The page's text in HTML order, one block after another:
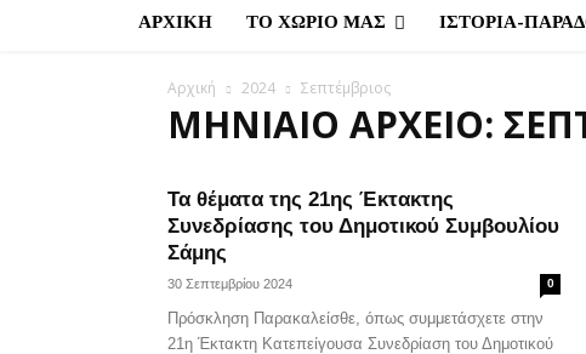
ΑΡΧΙΚΗ ΤΟ ΧΩΡΙΟ ΜΑΣ ΙΣΤΟΡΙΑ-
Αρχική 2024 Σεπτέμβριος
ΜΗΝΙΑΊΟ ΑΡΧΕΊΟ:
Τα θέματα της 21ης Έκτακτης
Συνεδρίασης του Δημοτικού Συμβουλίου
Σάμης
30 Σεπτεμβρίου 2024 0
Πρόσκληση Παρακαλείσθε, όπως συμμετάσχετε στην
21η Έκτακτη Κατεπείγουσα Συνεδρίαση του Δημοτικού